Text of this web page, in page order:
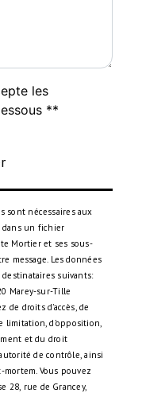
les
**
sont nécessaires aux
dans un fichier
Mortier et ses sous-
message. Les données
suivants:
Marey-sur-Tille
de droits d’accès, de
limitation, d’opposition,
et du droit
de contrôle, ainsi
Vous pouvez
28, rue de Grancey,